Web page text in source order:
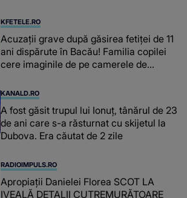
înțepe sânul”
KFETELE.RO
Acuzații grave după găsirea fetiței de 11
ani dispărute în Bacău! Familia copilei
cere imaginile de pe camerele de
mea...”
KANALD.RO
A fost găsit trupul lui Ionuț, tânărul de 23
de ani care s-a răsturnat cu skijetul la
Dubova. Era căutat de 2 zile
RADIOIMPULS.RO
Apropiații Danielei Florea SCOT LA
IVEALĂ DETALII CUTREMURĂTOARE